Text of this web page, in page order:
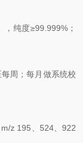
纯度≥99.999%；
周；每月做系统校
z 195、524、922